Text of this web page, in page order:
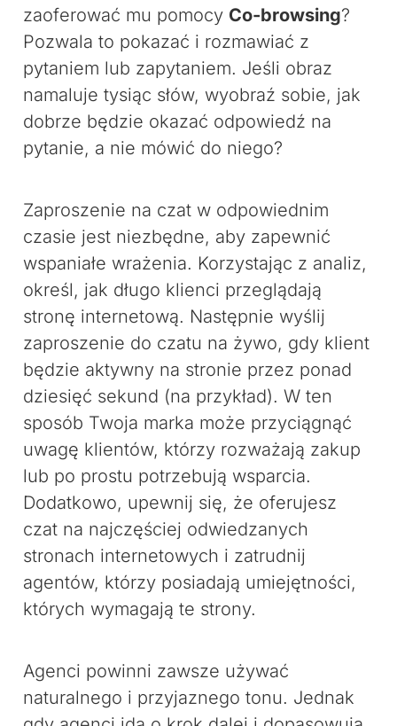
zaoferować mu pomocy Co-browsing?
Pozwala to pokazać i rozmawiać z
pytaniem lub zapytaniem. Jeśli obraz
namaluje tysiąc słów, wyobraź sobie, jak
dobrze będzie okazać odpowiedź na
pytanie, a nie mówić do niego?
Zaproszenie na czat w odpowiednim
czasie jest niezbędne, aby zapewnić
wspaniałe wrażenia. Korzystając z analiz,
określ, jak długo klienci przeglądają
stronę internetową. Następnie wyślij
zaproszenie do czatu na żywo, gdy klient
będzie aktywny na stronie przez ponad
dziesięć sekund (na przykład). W ten
sposób Twoja marka może przyciągnąć
uwagę klientów, którzy rozważają zakup
lub po prostu potrzebują wsparcia.
Dodatkowo, upewnij się, że oferujesz
czat na najczęściej odwiedzanych
stronach internetowych i zatrudnij
agentów, którzy posiadają umiejętności,
których wymagają te strony.
Agenci powinni zawsze używać
naturalnego i przyjaznego tonu. Jednak